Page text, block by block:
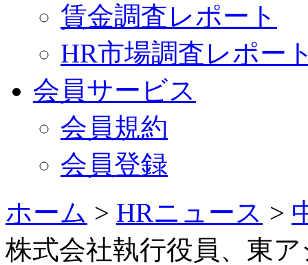
賃金調査レポート
HR市場調査レポー
会員サービス
会員規約
会員登録
ホーム > HRニュース >
株式会社執行役員、東